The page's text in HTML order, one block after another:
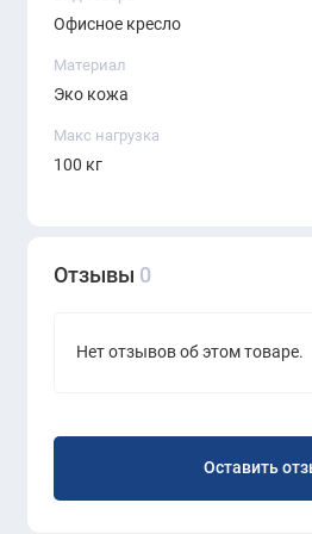
Стильный и
делает кресло
Модель:
Тип подлокотников:
Офисное кресло
Материал
Эко кожа
Макс нагрузка
100 кг
Отзывы 0
Нет отзывов об этом товаре.
Оставить